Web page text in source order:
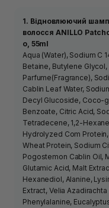
1. Відновлюючий
волосся ANILLO
o, 55ml
Aqua (Water), Sodium C
Betaine, Butylene
Parfume(Fragrance),
Cablin Leaf Water,
Decyl Glucoside, Coco-
Benzoate, Citric Acid,
Tetradecene, 1,2-
Hydrolyzed Com
Wheat Protein, Sodium
Pogostemon Cablin Oil,
Glutamic Acid, Malt
Hexanediol, Alanine,
Extract, Velia
Phenylalanine,